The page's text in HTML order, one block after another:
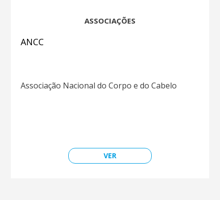
ASSOCIAÇÕES
ANCC
Associação Nacional do Corpo e do Cabelo
VER